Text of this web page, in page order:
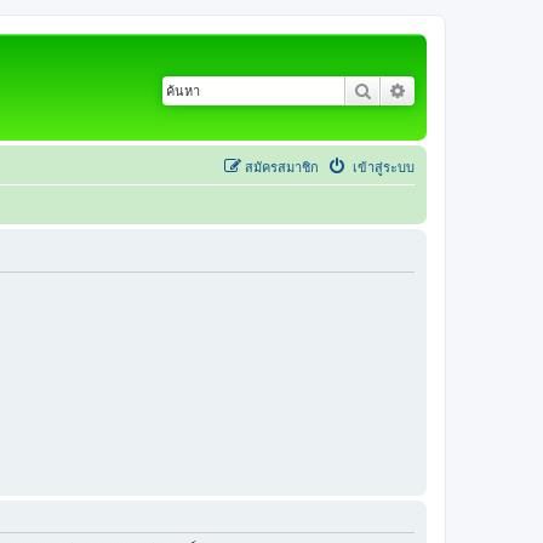
ค้นหา
เข้าสู่ระบบ
สมัครสมาชิก